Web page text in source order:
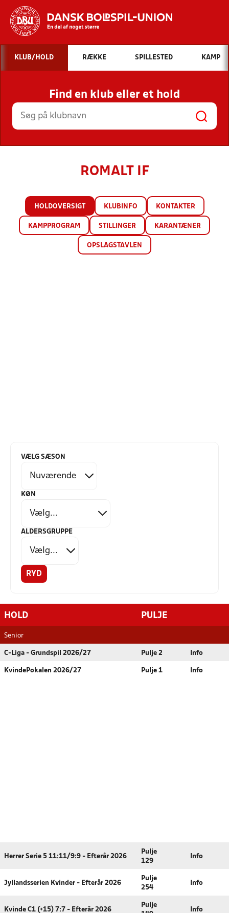
Hvad vil du søge efter?
INDHOLD OG NYHEDER
STILLINGER, RESULTATER, KLUBBER OG
HOLD
KLUB/HOLD RÆKKE SPILLESTED KAMP
Find en klub eller et hold
ROMALT IF
HOLDOVERSIGT KLUBINFO KONTAKTER
KAMPPROGRAM STILLINGER KARANTÆNER
OPSLAGSTAVLEN
VÆLG SÆSON
KØN
ALDERSGRUPPE
RYD
HOLD PULJE
Senior
C-Liga - Grundspil 2026/27 Pulje 2 Info
KvindePokalen 2026/27 Pulje 1 Info
Herrer Serie 5 11:11/9:9 - Efterår 2026
Pulje
129
Info
Jyllandsserien Kvinder - Efterår 2026
Pulje
254
Info
Kvinde C1 (+15) 7:7 - Efterår 2026
Pulje
Info